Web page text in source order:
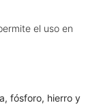
el uso en
fósforo, hierro y